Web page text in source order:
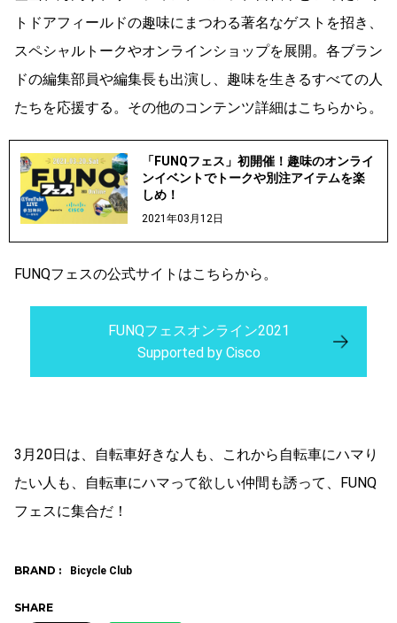
トドアフィールドの趣味にまつわる著名なゲストを招き、
スペシャルトークやオンラインショップを展開。各ブラン
ドの編集部員や編集長も出演し、趣味を生きるすべての人
たちを応援する。その他のコンテンツ詳細はこちらから。
「FUNQフェス」初開催！趣味のオンライ
ンイベントでトークや別注アイテムを楽
しめ！
2021年03月12日
FUNQフェスの公式サイトはこちらから。
FUNQフェスオンライン2021
Supported by Cisco
3月20日は、自転車好きな人も、これから自転車にハマり
たい人も、自転車にハマって欲しい仲間も誘って、FUNQ
フェスに集合だ！
BRAND : Bicycle Club
SHARE